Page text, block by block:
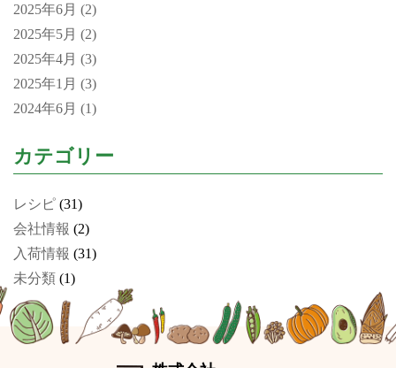
2025年6月 (2)
2025年5月 (2)
2025年4月 (3)
2025年1月 (3)
2024年6月 (1)
カテゴリー
レシピ (31)
会社情報 (2)
入荷情報 (31)
未分類 (1)